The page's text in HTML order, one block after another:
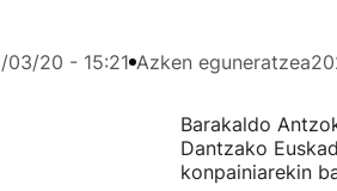
03/20 - 15:21 Azken eguneratzea
Barakaldo
Dantzako
konpainiarekin